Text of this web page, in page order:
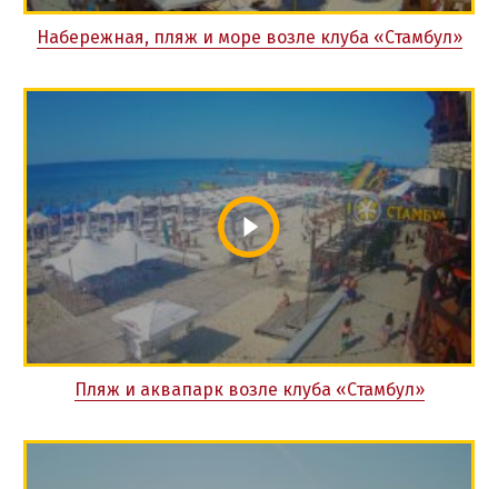
Набережная, пляж и море возле клуба «Стамбул»
Пляж и аквапарк возле клуба «Стамбул»